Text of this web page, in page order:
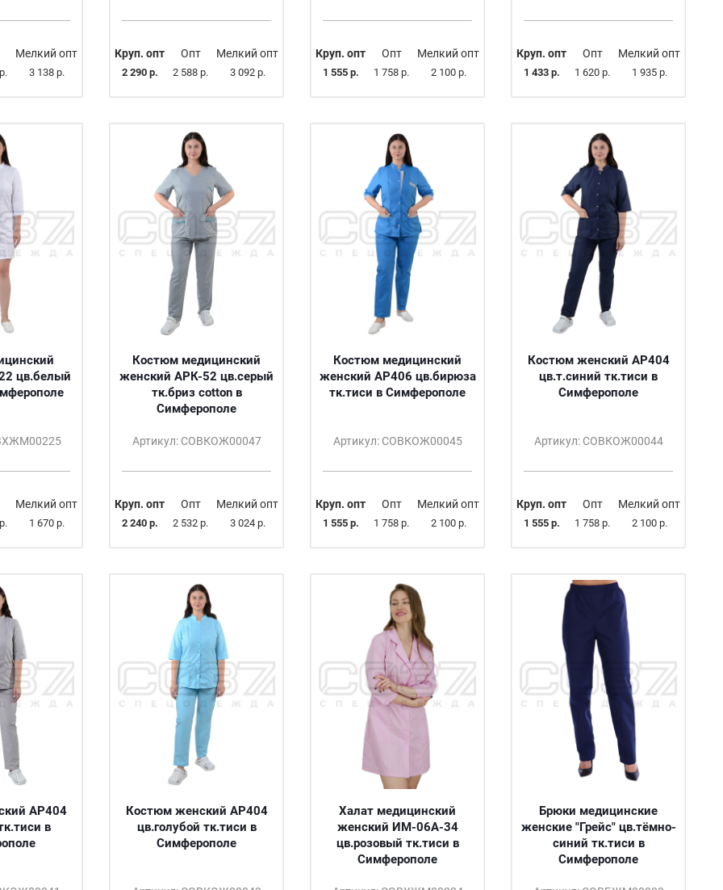
Мелкий опт
3 138 р.
Круп. опт
2 290 р.
Опт
2 588 р.
Мелкий опт
3 092 р.
Круп. опт
1 555 р.
Опт
1 758 р.
Мелкий опт
2 100 р.
Круп. опт
1 433 р.
Опт
1 620 р.
Мелкий опт
1 935 р.
цв.белый
Мелкий опт
1 670 р.
Костюм медицинский
женский АРК-52 цв.серый
тк.бриз cotton в
Симферополе
Артикул: СОВКОЖ00047
Круп. опт
2 240 р.
Опт
2 532 р.
Мелкий опт
3 024 р.
Костюм медицинский
женский АР406 цв.бирюза
тк.тиси в Симферополе
Артикул: СОВКОЖ00045
Круп. опт
1 555 р.
Опт
1 758 р.
Мелкий опт
2 100 р.
Костюм женский АР404
цв.т.синий тк.тиси в
Симферополе
Артикул: СОВКОЖ00044
Круп. опт
1 555 р.
Опт
1 758 р.
Мелкий опт
2 100 р.
АР404
в
Костюм женский АР404
цв.голубой тк.тиси в
Симферополе
Халат медицинский
женский ИМ-06А-34
цв.розовый тк.тиси в
Симферополе
Брюки медицинские
женские "Грейс" цв.тёмно-
синий тк.тиси в
Симферополе